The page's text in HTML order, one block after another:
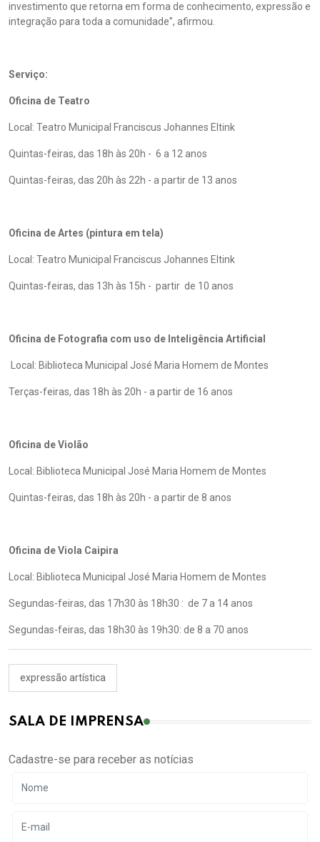
investimento que retorna em forma de conhecimento, expressão e
integração para toda a comunidade”, afirmou.
Serviço:
Oficina de Teatro
Local: Teatro Municipal Franciscus Johannes Eltink
Quintas-feiras, das 18h às 20h - 6 a 12 anos
Quintas-feiras, das 20h às 22h - a partir de 13 anos
Oficina de Artes (pintura em tela)
Local: Teatro Municipal Franciscus Johannes Eltink
Quintas-feiras, das 13h às 15h - partir de 10 anos
Oficina de Fotografia com uso de Inteligência Artificial
Local: Biblioteca Municipal José Maria Homem de Montes
Terças-feiras, das 18h às 20h - a partir de 16 anos
Oficina de Violão
Local: Biblioteca Municipal José Maria Homem de Montes
Quintas-feiras, das 18h às 20h - a partir de 8 anos
Oficina de Viola Caipira
Local: Biblioteca Municipal José Maria Homem de Montes
Segundas-feiras, das 17h30 às 18h30 : de 7 a 14 anos
Segundas-feiras, das 18h30 às 19h30: de 8 a 70 anos
expressão artística
SALA DE IMPRENSA
Cadastre-se para receber as notícias